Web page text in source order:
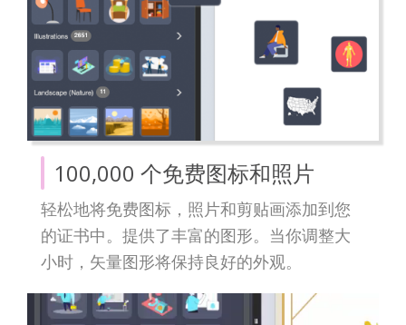
100,000 个免费图标和照片
轻松地将免费图标，照片和剪贴画添加到您
的证书中。提供了丰富的图形。当你调整大
小时，矢量图形将保持良好的外观。